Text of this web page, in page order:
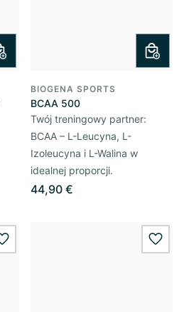
BIOGENA SPORTS
BCAA 500
Twój treningowy partner:
BCAA – L-Leucyna, L-
Izoleucyna i L-Walina w
idealnej proporcji.
44,90 €
wishlist.add